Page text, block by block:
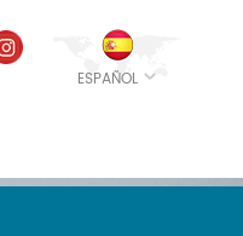
ESPAÑOL